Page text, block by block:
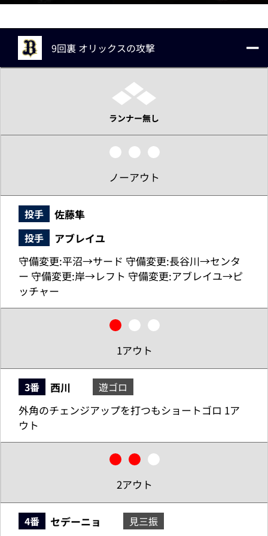
9回裏 オリックスの攻撃
ランナー無し
ノーアウト
投手 佐藤隼
投手
アブレイユ
守備変更:平沼→サード 守備変更:長谷川→センタ
ー 守備変更:岸→レフト 守備変更:アブレイユ→ピ
ッチャー
1アウト
3番 西川 遊ゴロ
外角のチェンジアップを打つもショートゴロ 1ア
ウト
2アウト
4番 セデーニョ 見三振